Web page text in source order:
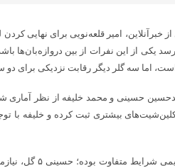
یکی از این نفرات از بین دروازه‌بان‌ها
اما سه گلر دیگر رقابت نزدیکی برای دو
حسینی و محمد خلیفه از نظر آماری
بیشتری ثبت کرده و خلیفه با